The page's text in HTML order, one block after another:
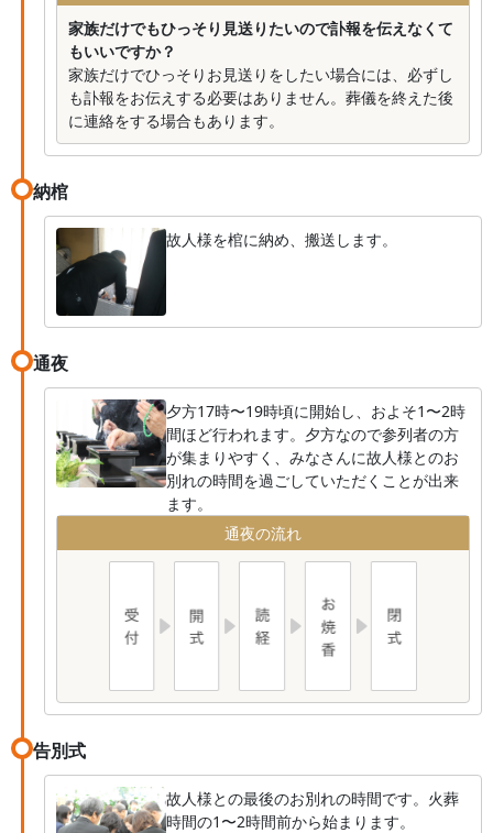
家族だけでもひっそり見送りたいので訃報を伝えなくて
もいいですか？
家族だけでひっそりお見送りをしたい場合には、必ずし
も訃報をお伝えする必要はありません。葬儀を終えた後
に連絡をする場合もあります。
納棺
故人様を棺に納め、搬送します。
通夜
夕方17時〜19時頃に開始し、およそ1〜2時
間ほど行われます。夕方なので参列者の方
が集まりやすく、みなさんに故人様とのお
別れの時間を過ごしていただくことが出来
ます。
通夜の流れ
告別式
故人様との最後のお別れの時間です。火葬
時間の1〜2時間前から始まります。